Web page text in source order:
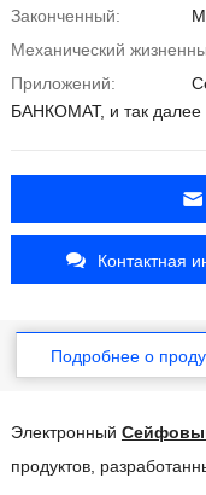
Законченный:
Механический
Приложений:
БАНКОМАТ, и так далее
Контактная
Подробнее о
Электронный
продуктов,